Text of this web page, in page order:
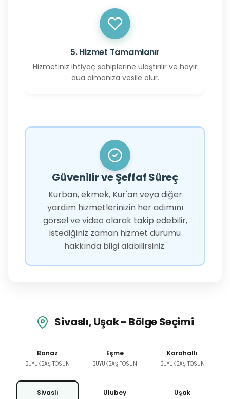
5. Hizmet Tamamlanır
Hizmetiniz ihtiyaç sahiplerine ulaştırılır ve hayır
dua almanıza vesile olur.
Güvenilir ve Şeffaf Süreç
Kurban, ekmek, Kur'an veya diğer
yardım hizmetlerinizin her adımını
görsel ve video olarak takip edebilir,
istediğiniz zaman hizmet durumu
hakkında bilgi alabilirsiniz.
Sivaslı, Uşak - Bölge Seçimi
Banaz
BÜYÜKBAŞ TOSUN
Eşme
BÜYÜKBAŞ TOSUN
Karahallı
BÜYÜKBAŞ TOSUN
Sivaslı Ulubey Uşak